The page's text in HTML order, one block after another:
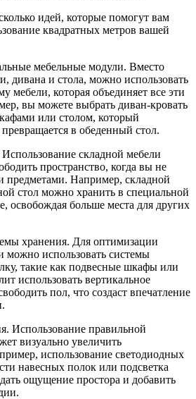
идей, которые помогут вам
квадратных метров вашей
мебельные модули. Вместо
дивана и стола, можно использовать
мебели, которая объединяет все эти
вы можете выбрать диван-кровать
или столом, который
в обеденный стол.
складной мебели
пространство, когда вы не
предметами. Например, складной
стол можно хранить в специальной
освобождая больше места для других
хранения. Для оптимизации
можно использовать системы
такие как подвесные шкафы или
использовать вертикальное
пол, что создаст впечатление
Использование правильной
визуально увеличить
использование светодиодных
навесных полок или подсветка
ощущение простора и добавить